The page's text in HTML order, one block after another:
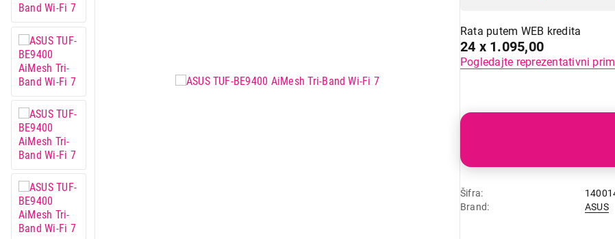
Mali kućni aparati
Mali kuhinjski aparati
Grejanje i hlađenje
Nega tela, lepota i zdravlje
Sport i putovanje
Sve za kuću i baštu
Vesa
Rata putem WEB kredita
24 x 1.095,00
Pogledajte reprezentativni
Šifra
Brand
ASUS